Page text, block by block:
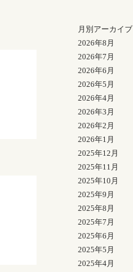
月別アーカイブ
2026年8月
2026年7月
2026年6月
2026年5月
2026年4月
2026年3月
2026年2月
2026年1月
2025年12月
2025年11月
2025年10月
2025年9月
2025年8月
2025年7月
2025年6月
2025年5月
2025年4月